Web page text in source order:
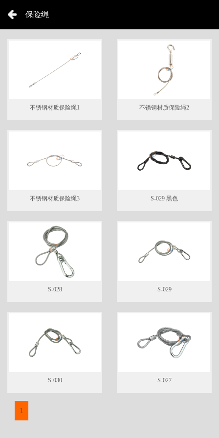
保险绳
不锈钢材质保险绳1 不锈钢材质保险绳2
不锈钢材质保险绳3 S-029 黑色
S-028 S-029
S-030 S-027
1